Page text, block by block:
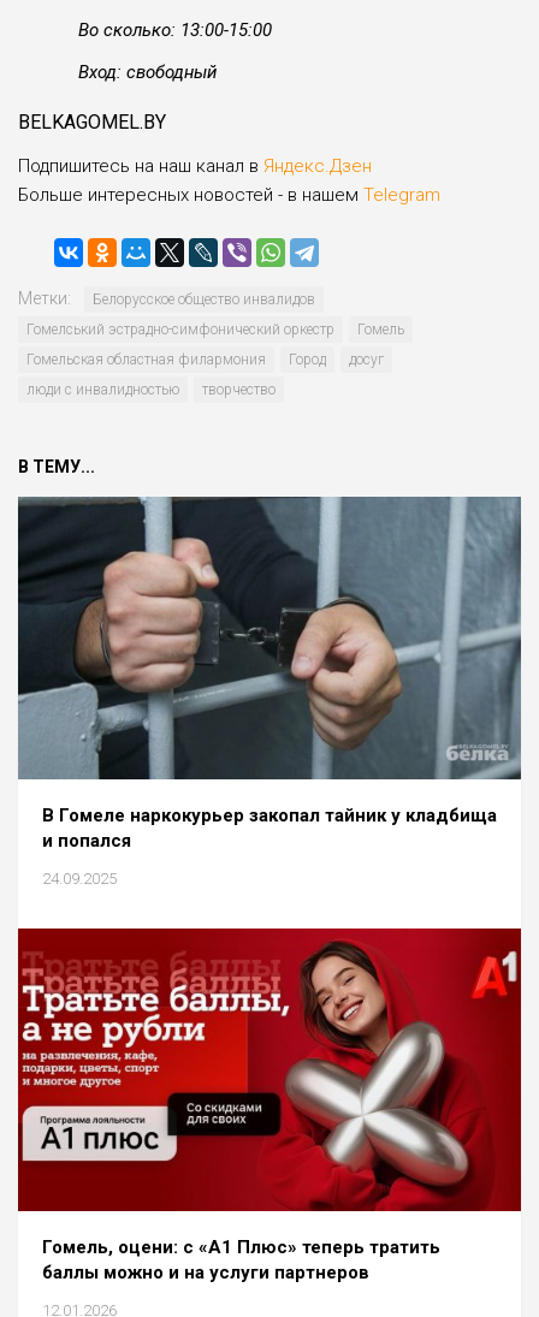
Во сколько: 13:00-15:00
Вход: свободный
BELKAGOMEL.BY
Подпишитесь на наш канал в Яндекс.Дзен
Больше интересных новостей - в нашем Telegram
Метки:
Белорусско­е общество инвалидов
Гомелський эстрадно-симфонический оркестр
Гомель
Гомельская областная филармония
Город
досуг
люди с инвалидностью
творчество
В ТЕМУ...
В Гомеле наркокурьер закопал тайник у кладбища
и попался
24.09.2025
Гомель, оцени: с «A1 Плюс» теперь тратить
баллы можно и на услуги партнеров
12.01.2026